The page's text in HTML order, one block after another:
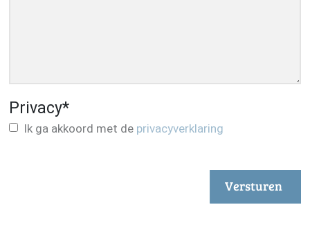
Privacy*
Ik ga akkoord met de privacyverklaring
Versturen